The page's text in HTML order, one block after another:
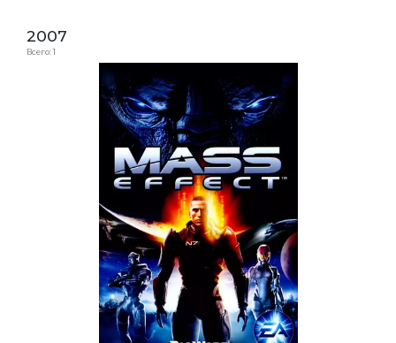
2007
Всего: 1